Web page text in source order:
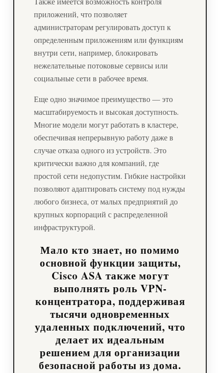
приложений, что позволяет
администраторам регулировать доступ к
определенным приложениям или функциям
внутри сети, например, блокировать
нежелательные потоковые сервисы или
социальные сети в рабочее время.
Еще одно значимое преимущество — это
масштабируемость и высокая доступность.
Многие модели могут работать в кластере,
обеспечивая непрерывную работу даже в
случае отказа одного из устройств. Это
критически важно для компаний, где
простой сети недопустим. Гибкие настройки
позволяют адаптировать систему под нужды
любого бизнеса, от малых предприятий до
крупных корпораций с распределенной
инфраструктурой.
Мало кто знает, но помимо
основной функции защиты,
Cisco ASA также могут
выполнять роль VPN-
концентратора, поддерживая
тысячи одновременных
удаленных подключений, что
делает их идеальным
решением для организации
безопасной работы из дома.